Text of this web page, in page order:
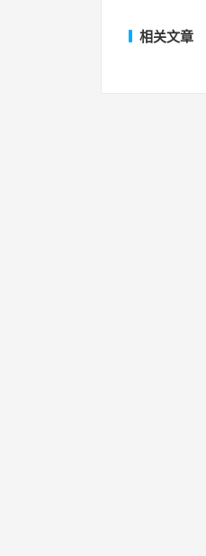
相关文章